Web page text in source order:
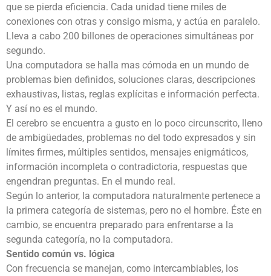
que se pierda eficiencia. Cada unidad tiene miles de
conexiones con otras y consigo misma, y actúa en paralelo.
Lleva a cabo 200 billones de operaciones simultáneas por
segundo.
Una computadora se halla mas cómoda en un mundo de
problemas bien definidos, soluciones claras, descripciones
exhaustivas, listas, reglas explícitas e información perfecta.
Y así no es el mundo.
El cerebro se encuentra a gusto en lo poco circunscrito, lleno
de ambigüedades, problemas no del todo expresados y sin
límites firmes, múltiples sentidos, mensajes enigmáticos,
información incompleta o contradictoria, respuestas que
engendran preguntas. En el mundo real.
Según lo anterior, la computadora naturalmente pertenece a
la primera categoría de sistemas, pero no el hombre. Éste en
cambio, se encuentra preparado para enfrentarse a la
segunda categoría, no la computadora.
Sentido común vs. lógica
Con frecuencia se manejan, como intercambiables, los